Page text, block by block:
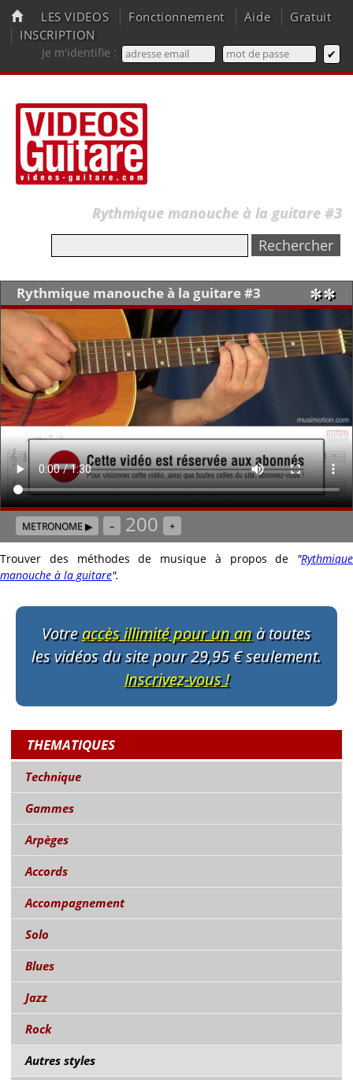
LES VIDEOS Fonctionnement Aide
Gratuit
INSCRIPTION
Je m'identifie :
Rythmique manouche à la guitare #3
Rythmique manouche à la guitare #3 ✼✼
METRONOME ▶ – 200 +
Trouver des méthodes de musique à propos de "Rythmique
manouche à la guitare".
Votreaccès illimité pour un anà toutes
les vidéos du site pour 29,95 € seulement.
Inscrivez-vous !
THEMATIQUES
Technique
Gammes
Arpèges
Accords
Accompagnement
Solo
Blues
Jazz
Rock
Autres styles